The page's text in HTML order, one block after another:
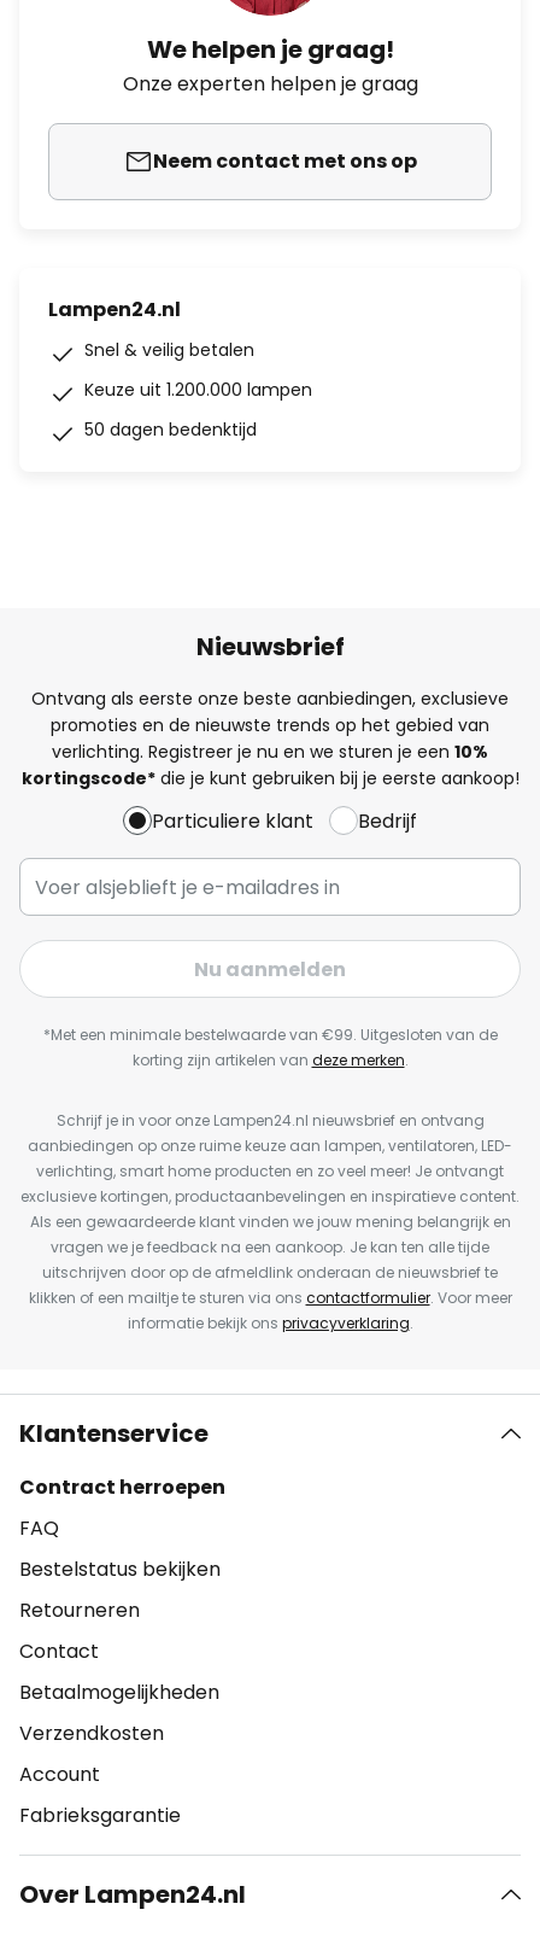
We helpen je graag!
Onze experten helpen je graag
Neem contact met ons op
Lampen24.nl
Snel & veilig betalen
Keuze uit 1.200.000 lampen
50 dagen bedenktijd
Nieuwsbrief
Ontvang als eerste onze beste aanbiedingen, exclusieve
promoties en de nieuwste trends op het gebied van
verlichting. Registreer je nu en we sturen je een 10%
kortingscode*die je kunt gebruiken bij je eerste aankoop!
Particuliere klant Bedrijf
Nu aanmelden
*Met een minimale bestelwaarde van €99. Uitgesloten van de
korting zijn artikelen van deze merken.
Schrijf je in voor onze Lampen24.nl nieuwsbrief en ontvang
aanbiedingen op onze ruime keuze aan lampen, ventilatoren, LED-
verlichting, smart home producten en zo veel meer! Je ontvangt
exclusieve kortingen, productaanbevelingen en inspiratieve content.
Als een gewaardeerde klant vinden we jouw mening belangrijk en
vragen we je feedback na een aankoop. Je kan ten alle tijde
uitschrijven door op de afmeldlink onderaan de nieuwsbrief te
klikken of een mailtje te sturen via ons contactformulier. Voor meer
informatie bekijk ons privacyverklaring.
Klantenservice
Contract herroepen
FAQ
Bestelstatus bekijken
Retourneren
Contact
Betaalmogelijkheden
Verzendkosten
Account
Fabrieksgarantie
Over Lampen24.nl